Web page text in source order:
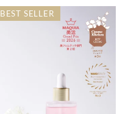
BEST SELLER